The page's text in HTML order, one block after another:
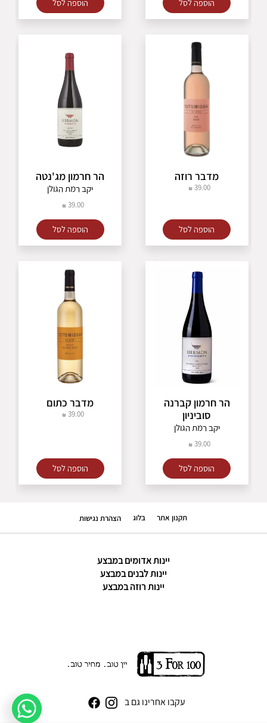
הוספה לסל הוספה לסל
מדבר רוזה
39.00
הוספה לסל
הר חרמון מג'נטה
יקב רמת הגולן
39.00
הוספה לסל
הר חרמון קברנה
סוביניון
יקב רמת הגולן
39.00
הוספה לסל
מדבר כתום
39.00
הוספה לסל
תקנון אתר בלוג הצהרת נגישות
יינות אדומים במבצע
יינות לבנים במבצע
יינות רוזה במבצע
עקבו אחרינו גם ב